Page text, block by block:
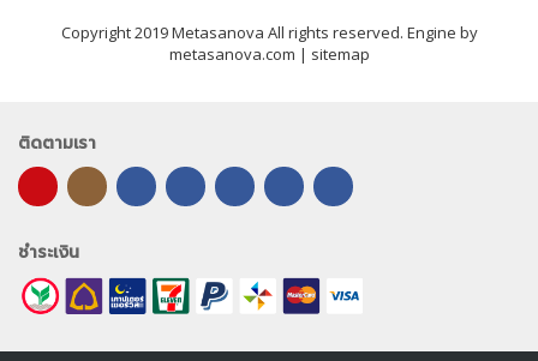
Copyright 2019 Metasanova All rights reserved. Engine by
metasanova.com | sitemap
ติดตามเรา
ชำระเงิน